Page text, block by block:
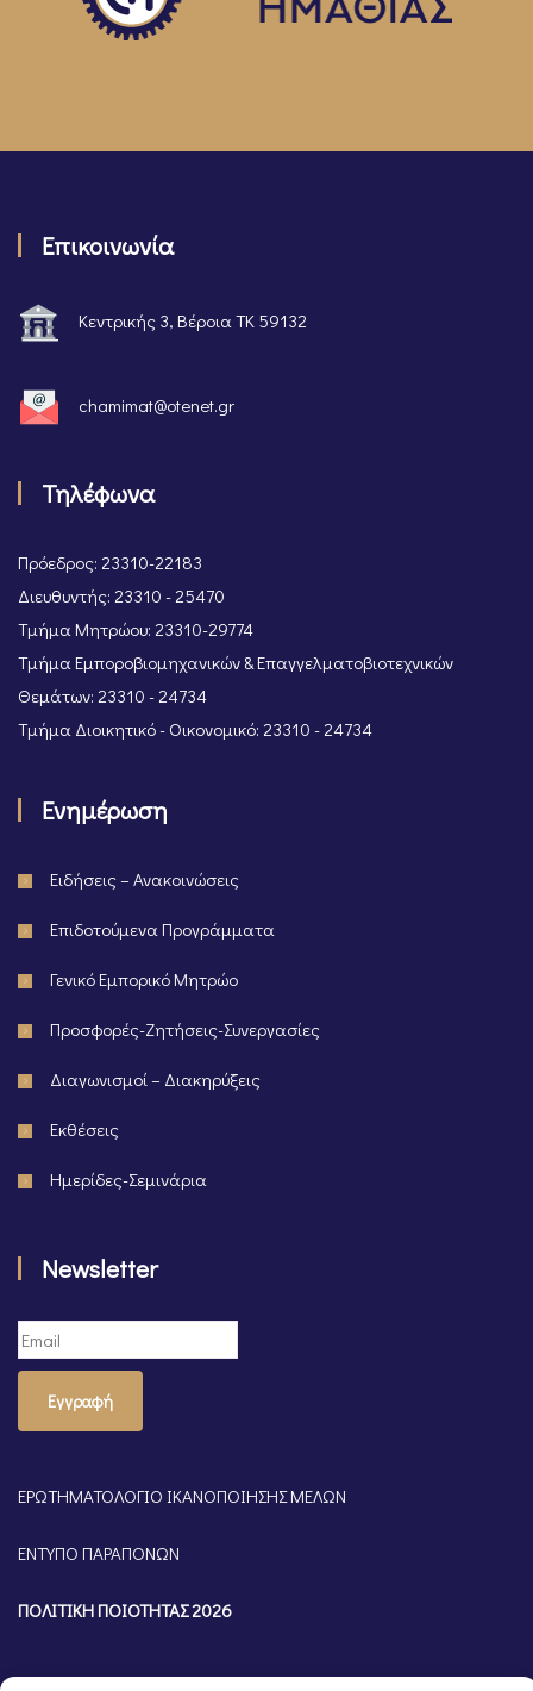
Επικοινωνία
Κεντρικής 3, Βέροια ΤΚ 59132
chamimat@otenet.gr
Τηλέφωνα
Πρόεδρος: 23310-22183
Διευθυντής: 23310 - 25470
Τμήμα Μητρώου: 23310-29774
Τμήμα Εμποροβιομηχανικών & Επαγγελματοβιοτεχνικών
Θεμάτων: 23310 - 24734
Τμήμα Διοικητικό - Οικονομικό: 23310 - 24734
Ενημέρωση
Ειδήσεις – Ανακοινώσεις
Επιδοτούμενα Προγράμματα
Γενικό Εμπορικό Μητρώο
Προσφορές-Ζητήσεις-Συνεργασίες
Διαγωνισμοί – Διακηρύξεις
Εκθέσεις
Ημερίδες-Σεμινάρια
Newsletter
Εγγραφή
ΕΡΩΤΗΜΑΤΟΛΟΓΙΟ ΙΚΑΝΟΠΟΙΗΣΗΣ ΜΕΛΩΝ
ΕΝΤΥΠΟ ΠΑΡΑΠΟΝΩΝ
ΠΟΛΙΤΙΚΗ ΠΟΙΟΤΗΤΑΣ 2026